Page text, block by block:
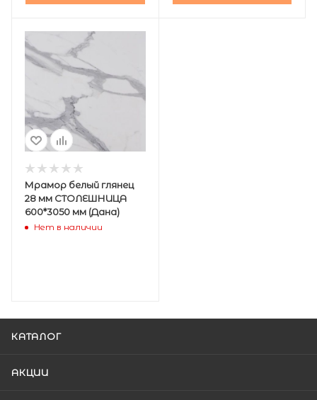
Мрамор белый глянец
28 мм СТОЛЕШНИЦА
600*3050 мм (Дана)
Нет в наличии
КАТАЛОГ
АКЦИИ